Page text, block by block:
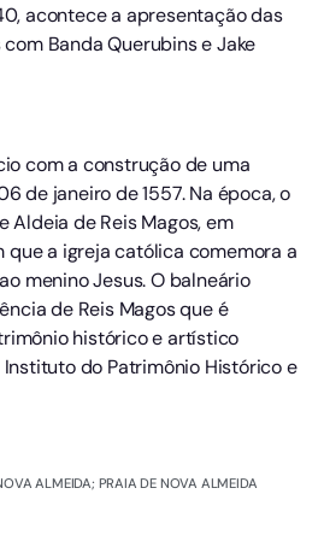
acontece a apresentação das
Banda Querubins e Jake
com a construção de uma
de janeiro de 1557. Na época, o
Aldeia de Reis Magos, em
que a igreja católica comemora a
menino Jesus. O balneário
de Reis Magos que é
histórico e artístico
Instituto do Patrimônio Histórico e
ALMEIDA; PRAIA DE NOVA ALMEIDA